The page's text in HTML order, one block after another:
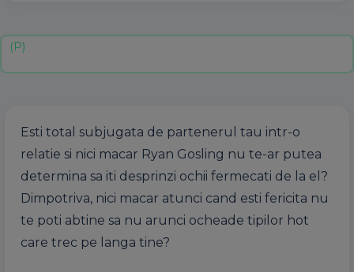
Esti total subjugata de partenerul tau intr-o
relatie si nici macar Ryan Gosling nu te-ar putea
determina sa iti desprinzi ochii fermecati de la el?
Dimpotriva, nici macar atunci cand esti fericita nu
te poti abtine sa nu arunci ocheade tipilor hot
care trec pe langa tine?